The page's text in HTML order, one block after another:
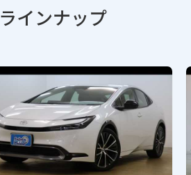
ラインナップ